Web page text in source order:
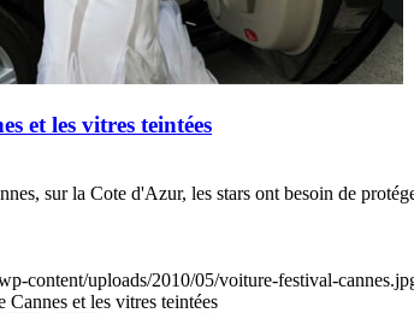
et les vitres teintées
sur la Cote d'Azur, les stars ont besoin de
content/uploads/2010/05/voiture-festival-
Cannes et les vitres teintées